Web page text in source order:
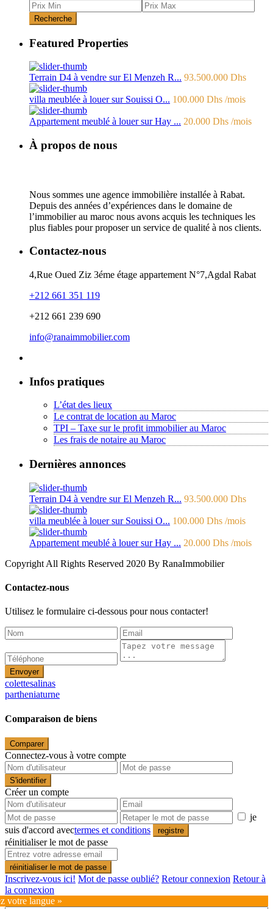
Recherche
Featured Properties
Terrain D4 à vendre sur El Menzeh R... 93.500.000 Dhs
villa meublée à louer sur Souissi O... 100.000 Dhs /mois
Appartement meublé à louer sur Hay ... 20.000 Dhs /mois
À propos de nous
Nous sommes une agence immobilière installée à Rabat.
Depuis des années d’expériences dans le domaine de
l’immobilier au maroc nous avons acquis les techniques les
plus fiables pour proposer un service de qualité à nos clients.
Contactez-nous
4,Rue Oued Ziz 3éme étage appartement N°7,Agdal Rabat
+212 661 351 119
+212 661 239 690
info@ranaimmobilier.com
Infos pratiques
L’état des lieux
Le contrat de location au Maroc
TPI – Taxe sur le profit immobilier au Maroc
Les frais de notaire au Maroc
Dernières annonces
Terrain D4 à vendre sur El Menzeh R... 93.500.000 Dhs
villa meublée à louer sur Souissi O... 100.000 Dhs /mois
Appartement meublé à louer sur Hay ... 20.000 Dhs /mois
Copyright All Rights Reserved 2020 By RanaImmobilier
Contactez-nous
Utilisez le formulaire ci-dessous pour nous contacter!
Envoyer
colettesalinas
partheniaturne
Comparaison de biens
Comparer
Connectez-vous à votre compte
S'identifier
Créer un compte
je
suis d'accord avectermes et conditions registre
réinitialiser le mot de passe
réinitialiser le mot de passe
Inscrivez-vous ici! Mot de passe oublié? Retour connexion Retour à
la connexion
votre langue »